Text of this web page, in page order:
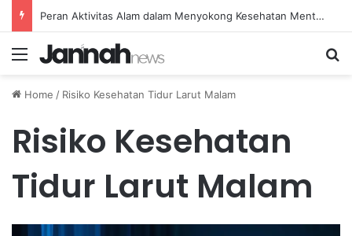
Peran Aktivitas Alam dalam Menyokong Kesehatan Mental dan Menenangkan Pikiran di Masa Sulit
Menu
Home / Risiko Kesehatan Tidur Larut Malam
Risiko Kesehatan
Tidur Larut Malam